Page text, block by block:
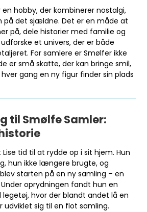
hobby, der kombinerer nostalgi,
på det sjældne. Det er en måde at
på, dele historier med familie og
et univers, der er både
For samlere er Smølfer ikke
er små skatte, der kan bringe smil,
gang en ny figur finder sin plads
til Smølfe Samler:
tid til at rydde op i sit hjem. Hun
hun ikke længere brugte, og
starten på en ny samling – en
oprydningen fandt hun en
hvor der blandt andet lå en
udviklet sig til en flot samling.